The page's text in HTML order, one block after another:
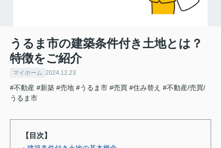
うるま市の建築条件付き土地とは？
特徴をご紹介
マイホーム 2024.12.23
#不動産 #新築 #売地 #うるま市 #売買 #住み替え #不動産/売買/
うるま市
【目次】